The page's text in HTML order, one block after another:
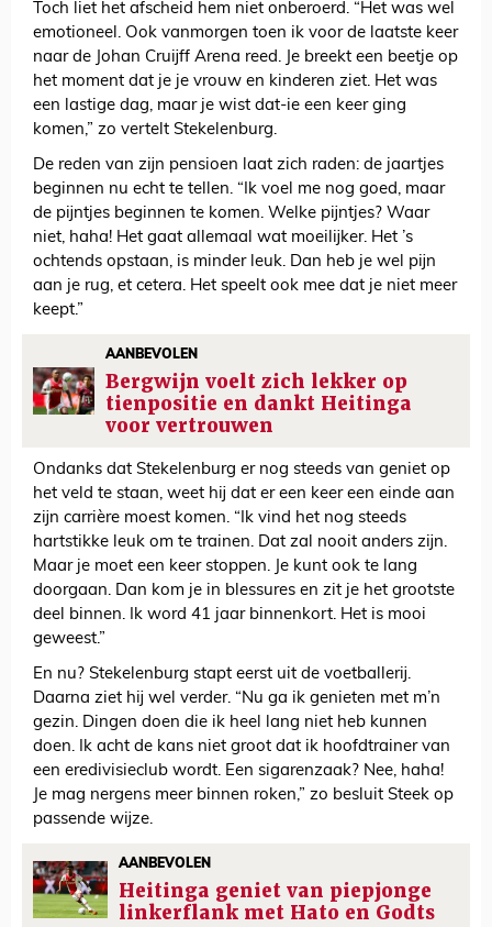
Toch liet het afscheid hem niet onberoerd. “Het was wel
emotioneel. Ook vanmorgen toen ik voor de laatste keer
naar de Johan Cruijff Arena reed. Je breekt een beetje op
het moment dat je je vrouw en kinderen ziet. Het was
een lastige dag, maar je wist dat-ie een keer ging
komen,” zo vertelt Stekelenburg.
De reden van zijn pensioen laat zich raden: de jaartjes
beginnen nu echt te tellen. “Ik voel me nog goed, maar
de pijntjes beginnen te komen. Welke pijntjes? Waar
niet, haha! Het gaat allemaal wat moeilijker. Het ’s
ochtends opstaan, is minder leuk. Dan heb je wel pijn
aan je rug, et cetera. Het speelt ook mee dat je niet meer
keept.”
AANBEVOLEN
Bergwijn voelt zich lekker op
tienpositie en dankt Heitinga
voor vertrouwen
Ondanks dat Stekelenburg er nog steeds van geniet op
het veld te staan, weet hij dat er een keer een einde aan
zijn carrière moest komen. “Ik vind het nog steeds
hartstikke leuk om te trainen. Dat zal nooit anders zijn.
Maar je moet een keer stoppen. Je kunt ook te lang
doorgaan. Dan kom je in blessures en zit je het grootste
deel binnen. Ik word 41 jaar binnenkort. Het is mooi
geweest.”
En nu? Stekelenburg stapt eerst uit de voetballerij.
Daarna ziet hij wel verder. “Nu ga ik genieten met m’n
gezin. Dingen doen die ik heel lang niet heb kunnen
doen. Ik acht de kans niet groot dat ik hoofdtrainer van
een eredivisieclub wordt. Een sigarenzaak? Nee, haha!
Je mag nergens meer binnen roken,” zo besluit Steek op
passende wijze.
AANBEVOLEN
Heitinga geniet van piepjonge
linkerflank met Hato en Godts